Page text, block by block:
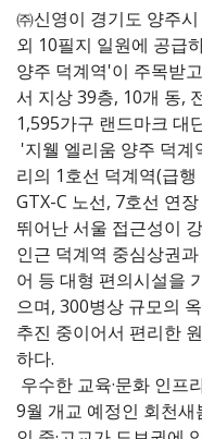
㈜신영이 경기도 양주
외 10필지 일원에 공급
양주 덕계역'이 주목받
서 지상 39층, 10개 동,
1,595가구 랜드마크 대
'지웰 엘리움 양주 덕계
리의 1호선 덕계역(급
GTX-C 노선, 7호선 연
뛰어난 서울 접근성이
인근 덕계역 중심상권
어 등 대형 편의시설을
으며, 300병상 규모의
추진 중이어서 편리한
하다.
우수한 교육·문화 인프
9월 개교 예정인 회천새